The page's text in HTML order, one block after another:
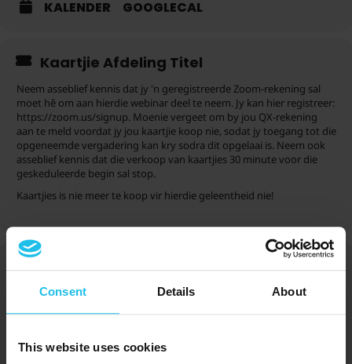
Consent Details About
This website uses cookies
KALENDER GOOGLECAL
Kaartjie Afdeling Titel
Neem asseblief kennis dat jy 'n geregistreerde Zoom-rekening sal
moet hê om aan hierdie webinar deel te neem. Jy kan hier registreer:
https://zoom.us/signup. Moenie vergeet om by jou QX-rekening
aan te meld voordat jy jou kaartjie koop nie, sodat jy toegang tot die
opgeneemde vergadering kan kry sodra dit opgelaai is. Neem ook
asseblief kennis dat die verkoop van kaartjies 30 minute voor die
geskeduleerde begin sal stop.
Kaartjies is nie meer te koop vir hierdie geleentheid nie!